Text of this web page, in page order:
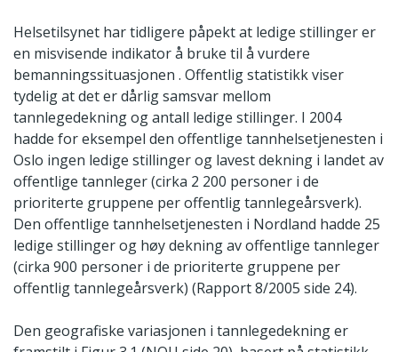
Helsetilsynet har tidligere påpekt at ledige stillinger er
en misvisende indikator å bruke til å vurdere
bemanningssituasjonen . Offentlig statistikk viser
tydelig at det er dårlig samsvar mellom
tannlegedekning og antall ledige stillinger. I 2004
hadde for eksempel den offentlige tannhelsetjenesten i
Oslo ingen ledige stillinger og lavest dekning i landet av
offentlige tannleger (cirka 2 200 personer i de
prioriterte gruppene per offentlig tannlegeårsverk).
Den offentlige tannhelsetjenesten i Nordland hadde 25
ledige stillinger og høy dekning av offentlige tannleger
(cirka 900 personer i de prioriterte gruppene per
offentlig tannlegeårsverk) (Rapport 8/2005 side 24).
Den geografiske variasjonen i tannlegedekning er